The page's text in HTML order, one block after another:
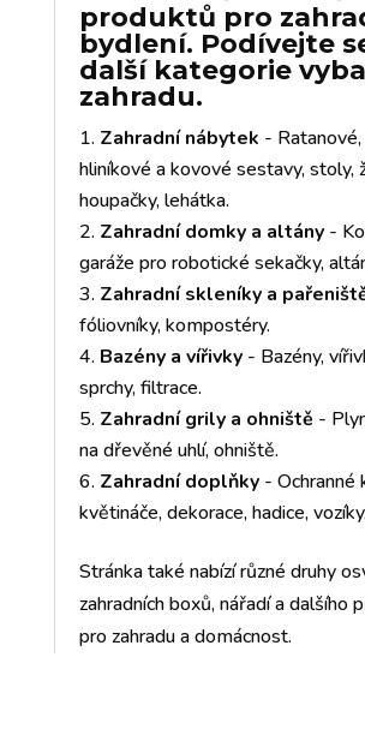
produktů pro
bydlení. Podívejte
další kategorie
zahradu.
Zahradní nábytek -
hliníkové a kovové sestavy, stoly,
houpačky, lehátka.
Zahradní domky a altány-
garáže pro robotické sekačky,
Zahradní skleníky a
fóliovníky, kompostéry.
Bazény a vířivky- Bazény,
sprchy, filtrace.
Zahradní grily a ohniště -
na dřevěné uhlí, ohniště.
Zahradní doplňky- Ochranné
květináče, dekorace, hadice, vozíky.
Stránka také nabízí různé druhy
zahradních boxů, nářadí a dalšího
pro zahradu a domácnost.